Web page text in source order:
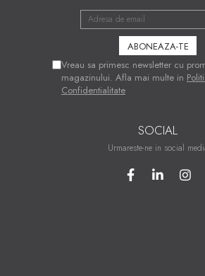
Vreau sa primesc newsletter cu
magazinului. Afla mai multe in
Confidentialitate
SOCIAL
Urmareste-ne in social